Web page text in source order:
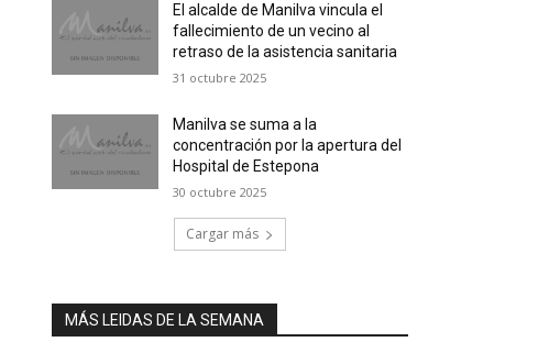
El alcalde de Manilva vincula el
fallecimiento de un vecino al
retraso de la asistencia sanitaria
31 octubre 2025
Manilva se suma a la
concentración por la apertura del
Hospital de Estepona
30 octubre 2025
Cargar más
MÁS LEIDAS DE LA SEMANA